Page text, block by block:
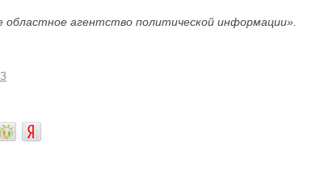
агентство политической информации».